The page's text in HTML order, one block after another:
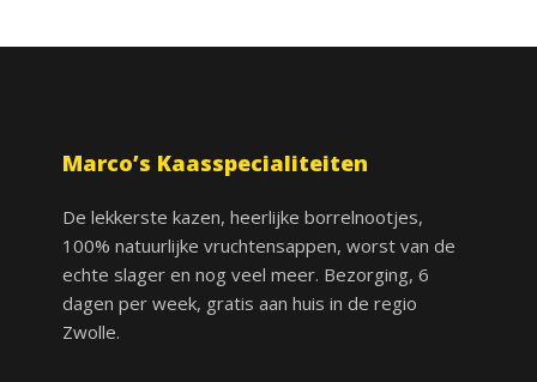
Marco’s Kaasspecialiteiten
De lekkerste kazen, heerlijke borrelnootjes,
100% natuurlijke vruchtensappen, worst van de
echte slager en nog veel meer. Bezorging, 6
dagen per week, gratis aan huis in de regio
Zwolle.